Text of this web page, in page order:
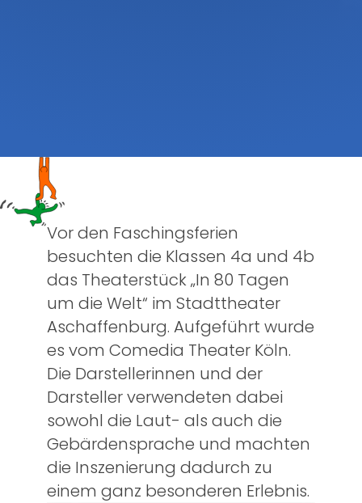
Vor den Faschingsferien
besuchten die Klassen 4a und 4b
das Theaterstück „In 80 Tagen
um die Welt“ im Stadttheater
Aschaffenburg. Aufgeführt wurde
es vom Comedia Theater Köln.
Die Darstellerinnen und der
Darsteller verwendeten dabei
sowohl die Laut- als auch die
Gebärdensprache und machten
die Inszenierung dadurch zu
einem ganz besonderen Erlebnis.